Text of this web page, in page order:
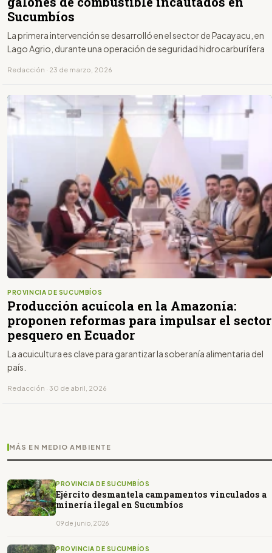
Sucumbíos
La primera intervención se desarrolló en el sector de Pacayacu, en
Lago Agrio, durante una operación de seguridad hidrocarburífera
Redacción · 23 de marzo, 2026
PROVINCIA DE SUCUMBÍOS
Producción acuícola en la Amazonía:
proponen reformas para impulsar el sector
pesquero en Ecuador
La acuicultura es clave para garantizar la soberanía alimentaria del
país.
Redacción · 30 de abril, 2026
MÁS EN MEDIO AMBIENTE
PROVINCIA DE SUCUMBÍOS
Ejército desmantela campamentos vinculados a
minería ilegal en Sucumbíos
09 de junio, 2026
PROVINCIA DE SUCUMBÍOS